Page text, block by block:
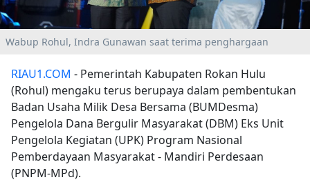
Wabup Rohul, Indra Gunawan saat terima penghargaan
RIAU1.COM - Pemerintah Kabupaten Rokan Hulu
(Rohul) mengaku terus berupaya dalam pembentukan
Badan Usaha Milik Desa Bersama (BUMDesma)
Pengelola Dana Bergulir Masyarakat (DBM) Eks Unit
Pengelola Kegiatan (UPK) Program Nasional
Pemberdayaan Masyarakat - Mandiri Perdesaan
(PNPM-MPd).